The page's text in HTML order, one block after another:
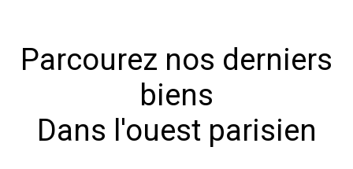
Parcourez nos derniers
biens
Dans l'ouest parisien